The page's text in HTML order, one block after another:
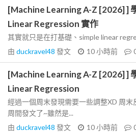
[Machine Learning A-Z [2026] ]
Linear Regression 實作
其實就只是在打基礎、simple linear
由 duckravel48 發文 10 小時前
[Machine Learning A-Z [2026] ]
Linear Regression
經過一個周末發現需要一些調整XD 周
周間發文了~雖然是...
由 duckravel48 發文 10 小時前